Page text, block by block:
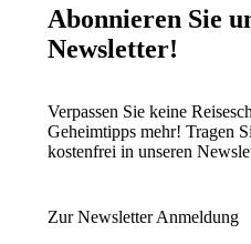
Abonnieren Sie
Newsletter!
Verpassen Sie keine
Geheimtipps mehr! Tragen
kostenfrei in unseren
Zur Newsletter Anmeldung